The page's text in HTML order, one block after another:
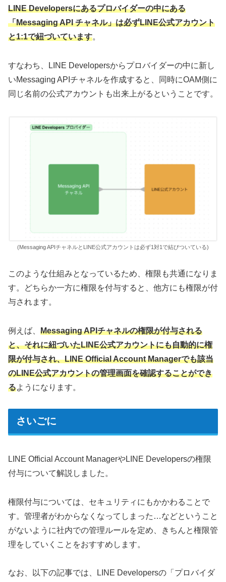
LINE Developersにあるプロバイダーの中にある
「Messaging API チャネル」は必ずLINE公式アカウント
と1:1で紐づいています。
すなわち、LINE Developersからプロバイダーの中に新し
いMessaging APIチャネルを作成すると、同時にOAM側に
同じ名前の公式アカウントも出来上がるということです。
(Messaging APIチャネルとLINE公式アカウントは必ず1対1で結びついている)
このような仕組みとなっているため、権限も共通になりま
す。どちらか一方に権限を付与すると、他方にも権限が付
与されます。
例えば、 Messaging APIチャネルの権限が付与される
と、それに紐づいたLINE公式アカウントにも自動的に権
限が付与され、LINE Official Account Managerでも該当
のLINE公式アカウントの管理画面を確認することができ
るようになります。
さいごに
LINE Official Account ManagerやLINE Developersの権限
付与について解説しました。
権限付与については、セキュリティにもかかわることで
す。管理者がわからなくなってしまった…などということ
がないように社内での管理ルールを定め、きちんと権限管
理をしていくことをおすすめします。
なお、以下の記事では、LINE Developersの「プロバイダ